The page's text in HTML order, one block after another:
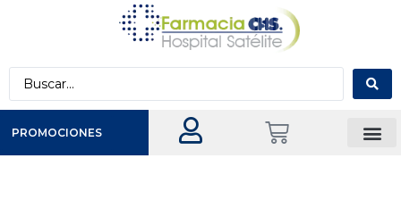
PROMOCIONES